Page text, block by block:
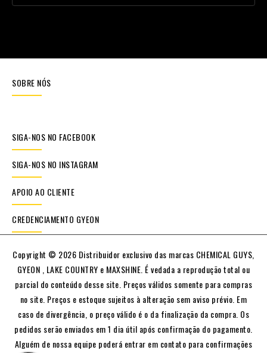
SOBRE NÓS
SIGA-NOS NO FACEBOOK
SIGA-NOS NO INSTAGRAM
APOIO AO CLIENTE
CREDENCIAMENTO GYEON
Copyright © 2026 Distribuidor exclusivo das marcas CHEMICAL GUYS,
GYEON , LAKE COUNTRY e MAXSHINE. É vedada a reprodução total ou
parcial do conteúdo desse site. Preços válidos somente para compras
no site. Preços e estoque sujeitos à alteração sem aviso prévio. Em
caso de divergência, o preço válido é o da finalização da compra. Os
pedidos serão enviados em 1 dia útil após confirmação do pagamento.
Alguém de nossa equipe poderá entrar em contato para confirmações